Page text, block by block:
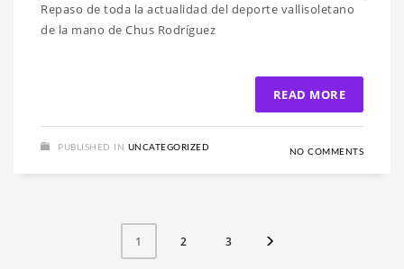
audio
Repaso de toda la actualidad del deporte vallisoletano
de la mano de Chus Rodríguez
READ MORE
PUBLISHED IN UNCATEGORIZED NO COMMENTS
1 2 3